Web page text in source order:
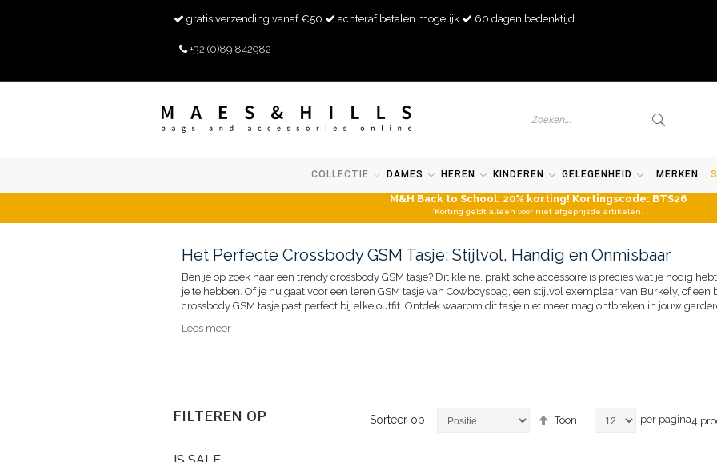
gratis verzending vanaf €50 achteraf betalen mogelijk 60 dagen bedenktijd
+32 (0)89 842982
COLLECTIE DAMES HEREN KINDEREN GELEGENHEID MERKEN
M&H Back to School: 20% korting! Kortingscode: BTS26
*Korting geldt alleen voor niet afgeprijsde artikelen.
Het Perfecte Crossbody GSM Tasje: Stijlvol, Handig en Onmisbaar
Ben je op zoek naar een trendy crossbody GSM tasje? Dit kleine, praktische accessoire is precies wat je nodig
je te hebben. Of je nu gaat voor een leren GSM tasje van Cowboysbag, een stijlvol exemplaar van Burkely, of
crossbody GSM tasje past perfect bij elke outfit. Ontdek waarom dit tasje niet meer mag ontbreken in jouw
Lees meer
Sorteer op
Van
Toon per pagina4
FILTEREN OP